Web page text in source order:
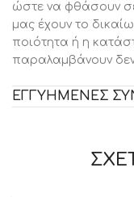
ώστε να φθάσουν
μας έχουν το
ποιότητα ή η
παραλαμβάνουν
ΕΓΓΥΗΜΕΝΕΣ